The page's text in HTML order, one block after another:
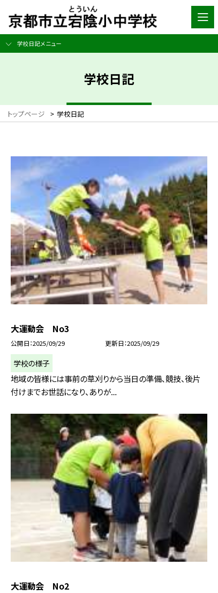
学校日記メニュー
学校日記
トップページ > 学校日記
大運動会 No3
公開日 2025/09/29 更新日 2025/09/29
学校の様子
地域の皆様には事前の草刈りから当日の準備、競技、後片
付けまでお世話になり、ありが...
大運動会 No2